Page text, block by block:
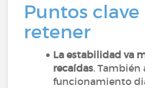
Puntos clave
retener
La estabilidad va
recaídas. También
funcionamiento